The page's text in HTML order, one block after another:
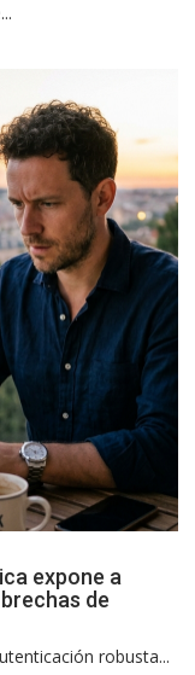
expone a
de
robusta...